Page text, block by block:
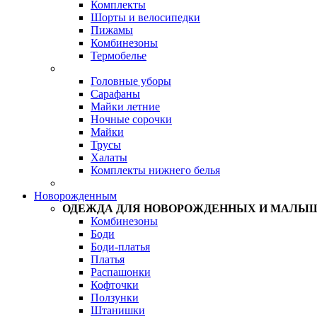
Комплекты
Шорты и велосипедки
Пижамы
Комбинезоны
Термобелье
Головные уборы
Сарафаны
Майки летние
Ночные сорочки
Майки
Трусы
Халаты
Комплекты нижнего белья
Новорожденным
ОДЕЖДА ДЛЯ НОВОРОЖДЕННЫХ И
Комбинезоны
Боди
Боди-платья
Платья
Распашонки
Кофточки
Ползунки
Штанишки